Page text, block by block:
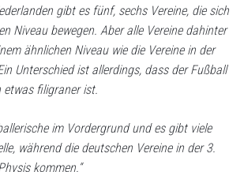
gibt es fünf, sechs Vereine, die sich
Niveau bewegen. Aber alle Vereine dahinter
ähnlichen Niveau wie die Vereine in der
Unterschied ist allerdings, dass der Fußball
etwas filigraner ist.
im Vordergrund und es gibt viele
während die deutschen Vereine in der 3.
kommen.“